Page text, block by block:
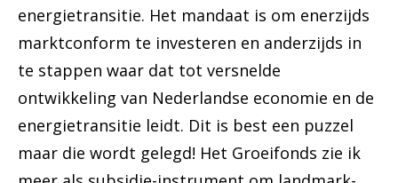
energietransitie. Het mandaat is om enerzijds
marktconform te investeren en anderzijds in
te stappen waar dat tot versnelde
ontwikkeling van Nederlandse economie en de
energietransitie leidt. Dit is best een puzzel
maar die wordt gelegd! Het Groeifonds zie ik